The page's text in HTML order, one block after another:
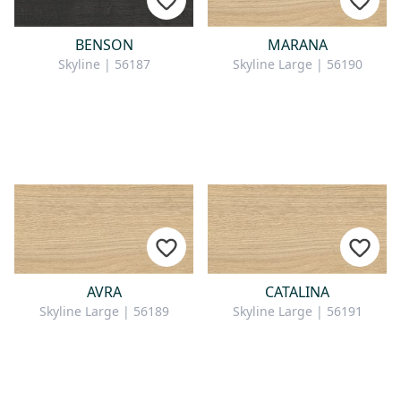
BENSON
Skyline | 56187
MARANA
Skyline Large | 56190
AVRA
Skyline Large | 56189
CATALINA
Skyline Large | 56191